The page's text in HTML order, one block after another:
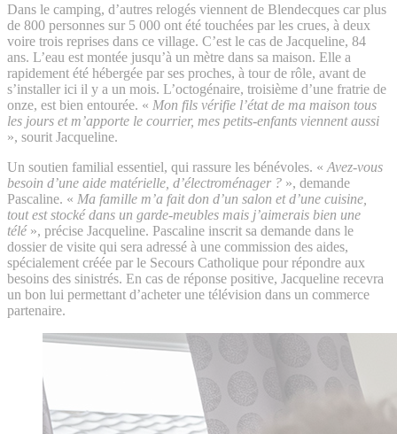
Dans le camping, d’autres relogés viennent de Blendecques car plus
de 800 personnes sur 5 000 ont été touchées par les crues, à deux
voire trois reprises dans ce village. C’est le cas de Jacqueline, 84
ans. L’eau est montée jusqu’à un mètre dans sa maison. Elle a
rapidement été hébergée par ses proches, à tour de rôle, avant de
s’installer ici il y a un mois. L’octogénaire, troisième d’une fratrie de
onze, est bien entourée. « Mon fils vérifie l’état de ma maison tous
les jours et m’apporte le courrier, mes petits-enfants viennent aussi
», sourit Jacqueline.
Un soutien familial essentiel, qui rassure les bénévoles. « Avez-vous
besoin d’une aide matérielle, d’électroménager ? », demande
Pascaline. « Ma famille m’a fait don d’un salon et d’une cuisine,
tout est stocké dans un garde-meubles mais j’aimerais bien une
télé », précise Jacqueline. Pascaline inscrit sa demande dans le
dossier de visite qui sera adressé à une commission des aides,
spécialement créée par le Secours Catholique pour répondre aux
besoins des sinistrés. En cas de réponse positive, Jacqueline recevra
un bon lui permettant d’acheter une télévision dans un commerce
partenaire.